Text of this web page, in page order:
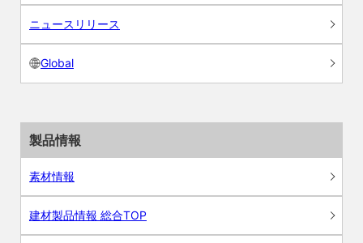
ニュースリリース
Global
製品情報
素材情報
建材製品情報 総合TOP